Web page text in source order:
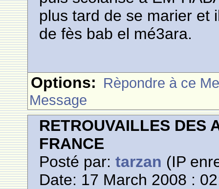
plus tard de se marier et
de fès bab el mé3ara.
Options: Rèpondre à ce
Message
RETROUVAILLES DES
FRANCE
Posté par:tarzan (IP
Date: 17 March 2008 :